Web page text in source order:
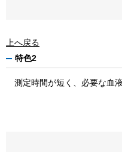
上へ戻る
特色2
測定時間が短く、必要な血